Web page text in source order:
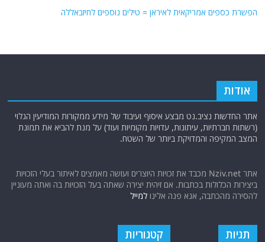
הפשרת כספים אמריקאית לאיראן = טילים נוספים לחיזבאללה
אודות
אתר החדשות נציב.נט מבצע איסוף ועיבוד של מידע ממקורות המודיעין הגלוי
(רשתות חברתיות, עיתונות, עדויות מקומיות ועוד) על מנת להביא את תמונת
המצב המקיפה והמדויקת ביותר של השטח.
אתר Nziv.net מכבד את זכויות היוצרים ועושה מאמצים לאיתור בעלי הזכויות
ביצירות הכלולות בכתבות. אם זיהית יצירה שאתה בעל הזכויות בה ואתה מעוניין
להסירה מהכתבה, אנא פנה אלינולמייל
תגיות קטגוריות